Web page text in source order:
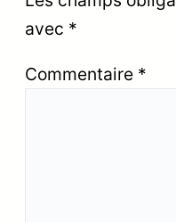
avec *
Commentaire *